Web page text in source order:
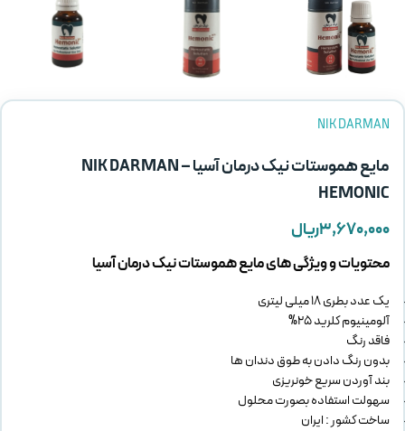
NIK DARMAN
مایع هموستات نیک درمان آسیا – NIK DARMAN
HEMONIC
۳,۶۷۰,۰۰۰ریال
محتویات و ویژگی های مایع هموستات نیک درمان آسیا
یک عدد بطری 18 میلی لیتری
آلومینیوم کلرید 25%
فاقد رنگ
بدون رنگ دادن به طوق دندان ها
بند آوردن سریع خونریزی
سهولت استفاده بصورت محلول
ساخت کشور : ایران